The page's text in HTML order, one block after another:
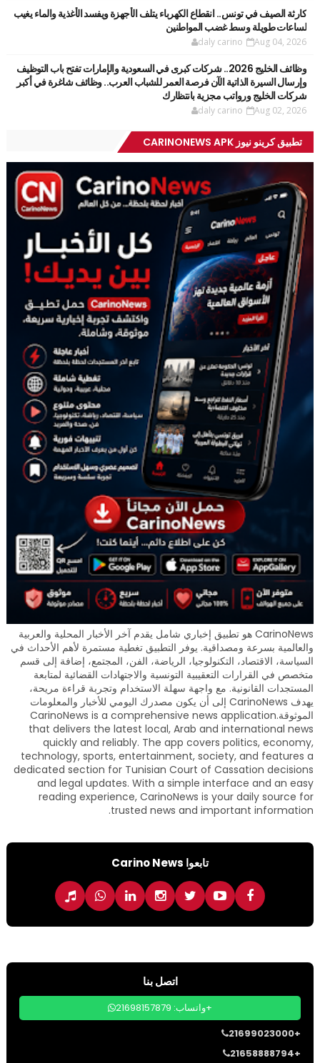
كارثة الصيف في تونس.. انقطاع الكهرباء يتلف الأجهزة ويفسد الأغذية والماء يغيب
لساعات طويلة وسط غضب المواطنين
daly carino Aug 04, 2026
وظائف الخليج 2026.. شركات كبرى في السعودية والإمارات تفتح باب التوظيف
وإرسال السيرة الذاتية الآن فرصة العمر للشباب العرب.. وظائف شاغرة في أكبر
شركات الخليج ورواتب مجزية بانتظارك
daly carino Aug 02, 2026
تطبيق كرينو نيوز CARINONEWS APK
CarinoNews هو تطبيق إخباري شامل يقدم آخر الأخبار المحلية والعربية
والعالمية بسرعة ومصداقية. يوفر التطبيق تغطية مستمرة لأهم الأحداث في
السياسة، الاقتصاد، التكنولوجيا، الرياضة، الفن، المجتمع، إضافة إلى قسم
متخصص في القرارات التعقيبية التونسية والاجتهادات القضائية لمتابعة
المستجدات القانونية. مع واجهة سهلة الاستخدام وتجربة قراءة مريحة،
يهدف CarinoNews إلى أن يكون مصدرك اليومي للأخبار والمعلومات
الموثوقة.CarinoNews is a comprehensive news application
that delivers the latest local, Arab and international news
quickly and reliably. The app covers politics, economy,
technology, sports, entertainment, society, and features a
dedicated section for Tunisian Court of Cassation decisions
and legal updates. With a simple interface and an easy
reading experience, CarinoNews is your daily source for
trusted news and important information.
تابعوا Carino News
اتصل بنا
واتساب: 21698157879+
21699023000+
21658888794+